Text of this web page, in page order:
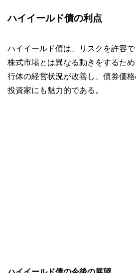
ハイイールド債の利点
ハイイールド債は、リスクを許容
株式市場とは異なる動きをするた
行体の経営状況が改善し、債券価
投資家にも魅力的である。